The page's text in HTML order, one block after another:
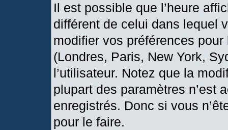
Il est possible que l’heure
différent de celui dans lequel
modifier vos préférences
(Londres, Paris, New York,
l’utilisateur. Notez que la
plupart des paramètres n’est
enregistrés. Donc si vous
pour le faire.